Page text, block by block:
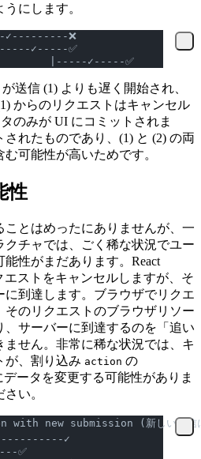
にします。
✓---------❌
✓-----✅
|-----✓-----✅
送信 (1) よりも遅く開始され、
からのリクエストはキャンセル
のみが UI にコミットされま
れたものであり、(1) と (2) の両
可能性が高いためです。
性
とはめったにありませんが、一
チャでは、ごく稀な状況でユー
性がまだあります。React
エストをキャンセルしますが、そ
到達します。ブラウザでリクエ
そのリクエストのブラウザリソー
、サーバーに到達するのを「追い
せん。非常に稀な状況では、キ
が、割り込み action の
データを変更する可能性がありま
い。
with new submission (新しい送信
✓
✅